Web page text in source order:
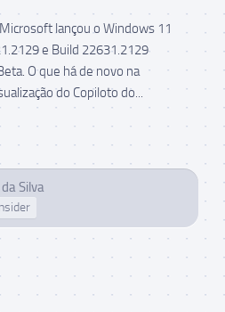
lançou o Windows 11
e Build 22631.2129
O que há de novo na
do Copiloto do...
Silva